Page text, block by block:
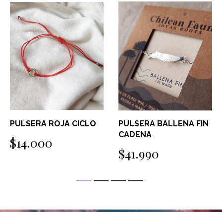
PULSERA ROJA CICLO
$14.000
PULSERA BALLENA FIN
CADENA
$41.990